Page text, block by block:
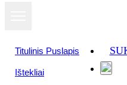
Titulinis Puslapis
Ištekliai